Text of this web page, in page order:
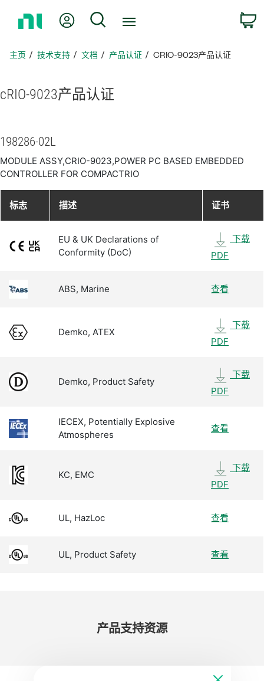
页
我的账户 搜索
主页 技术支持 文档 产品认证 CRIO-9023产品认证
cRIO-9023产品认证
198286-02L
MODULE ASSY,CRIO-9023,POWER PC BASED EMBEDDED
CONTROLLER FOR COMPACTRIO
标志 描述 证书
EU & UK Declarations of
Conformity (DoC)
下载
PDF
ABS, Marine 查看
Demko, ATEX
下载
PDF
Demko, Product Safety
下载
PDF
IECEX, Potentially Explosive
Atmospheres
查看
KC, EMC
下载
PDF
UL, HazLoc 查看
UL, Product Safety 查看
产品​支持​资源